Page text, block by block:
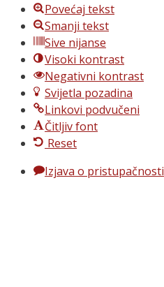
Povećaj tekst
Smanji tekst
Sive nijanse
Visoki kontrast
Negativni kontrast
Svijetla pozadina
Linkovi podvučeni
Čitljiv font
Reset
Izjava o pristupačnosti